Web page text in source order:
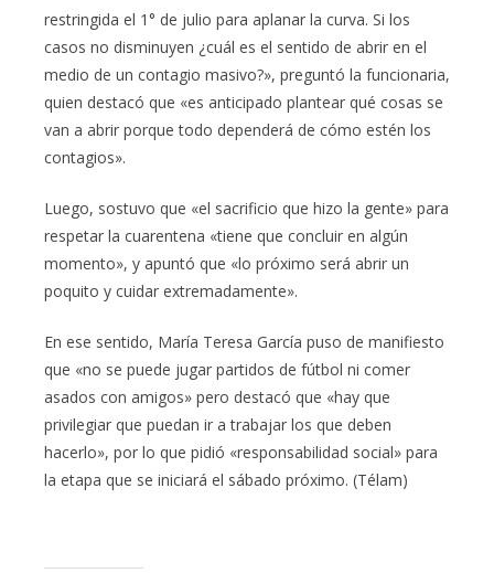
restringida el 1° de julio para aplanar la curva. Si los
casos no disminuyen ¿cuál es el sentido de abrir en el
medio de un contagio masivo?», preguntó la funcionaria,
quien destacó que «es anticipado plantear qué cosas se
van a abrir porque todo dependerá de cómo estén los
contagios».
Luego, sostuvo que «el sacrificio que hizo la gente» para
respetar la cuarentena «tiene que concluir en algún
momento», y apuntó que «lo próximo será abrir un
poquito y cuidar extremadamente».
En ese sentido, María Teresa García puso de manifiesto
que «no se puede jugar partidos de fútbol ni comer
asados con amigos» pero destacó que «hay que
privilegiar que puedan ir a trabajar los que deben
hacerlo», por lo que pidió «responsabilidad social» para
la etapa que se iniciará el sábado próximo. (Télam)